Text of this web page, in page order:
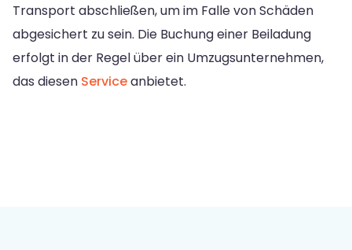
Transport abschließen, um im Falle von Schäden
abgesichert zu sein. Die Buchung einer Beiladung
erfolgt in der Regel über ein Umzugsunternehmen,
das diesen Serviceanbietet.